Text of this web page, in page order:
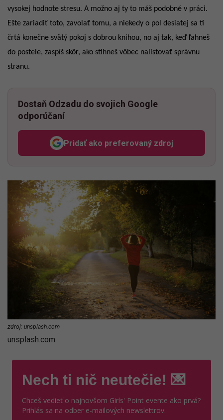
vysokej hodnote stresu. A možno aj ty to máš podobné v práci.
Ešte zariadiť toto, zavolať tomu, a niekedy o pol desiatej sa ti
črtá konečne svätý pokoj s dobrou knihou, no aj tak, keď ľahneš
do postele, zaspíš skôr, ako stihneš vôbec nalistovať správnu
stranu.
Dostaň Odzadu do svojich Google
odporúčaní
Pridať ako preferovaný zdroj
Odzadu, odkaz sa otvorí v
zdroj: unsplash.com
unsplash.com
Nech ti nič neutečie! 💌
Chceš vedieť o najnovšom Girls' Point evente ako prvá?
Prihlás sa na odber e-mailových newslettrov.